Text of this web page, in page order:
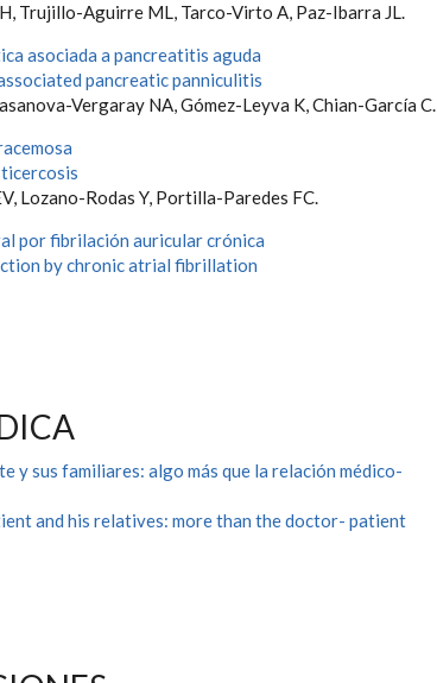
Trujillo-Aguirre ML, Tarco-Virto A, Paz-Ibarra JL.
asociada a pancreatitis aguda
pancreatic panniculitis
Vergaray NA, Gómez-Leyva K, Chian-García C.
Lozano-Rodas Y, Portilla-Paredes FC.
por fibrilación auricular crónica
by chronic atrial fibrillation
y sus familiares: algo más que la relación médico-
and his relatives: more than the doctor- patient